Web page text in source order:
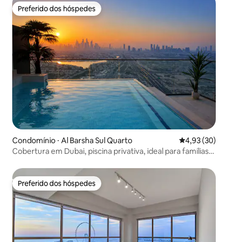
Preferido dos hóspedes
Preferido dos hóspedes
Condomínio ⋅ Al Barsha Sul Quarto 4,93 de uma
4,93 (30)
Cobertura em Dubai, piscina privativa, ideal para famílias,
Preferido dos hóspedes
Preferido dos hóspedes